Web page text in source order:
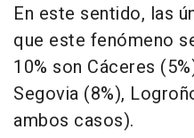
En este sentido, las
que este fenómeno
10% son Cáceres
Segovia (8%),
ambos casos).